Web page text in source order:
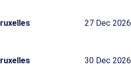
27 Dec 2026
30 Dec 2026